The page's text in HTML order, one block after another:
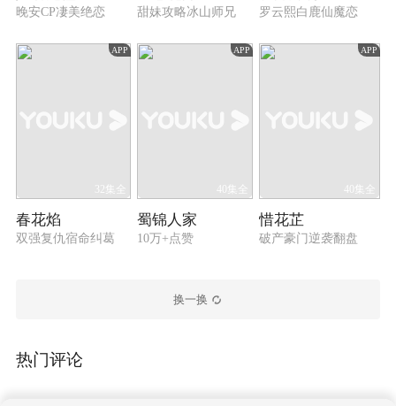
晚安CP凄美绝恋 甜妹攻略冰山师兄 罗云熙白鹿仙魔恋
APP
32集全
春花焰
双强复仇宿命纠葛
APP
40集全
蜀锦人家
10万+点赞
APP
40集全
惜花芷
破产豪门逆袭翻盘
换一换
热门评论